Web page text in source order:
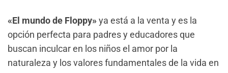
«El mundo de Floppy» ya está a la venta y es la
opción perfecta para padres y educadores que
buscan inculcar en los niños el amor por la
naturaleza y los valores fundamentales de la vida en